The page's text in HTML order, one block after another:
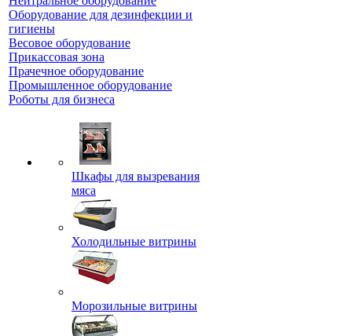
Оборудование для дезинфекции и
гигиены
Весовое оборудование
Прикассовая зона
Прачечное оборудование
Промышленное оборудование
Роботы для бизнеса
Шкафы для вызревания
мяса
Холодильные витрины
Морозильные витрины